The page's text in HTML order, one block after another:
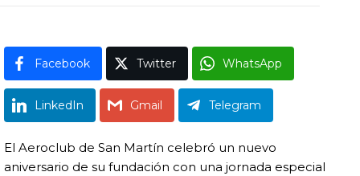
Facebook Twitter WhatsApp
LinkedIn Gmail Telegram
El Aeroclub de San Martín celebró un nuevo
aniversario de su fundación con una jornada especial